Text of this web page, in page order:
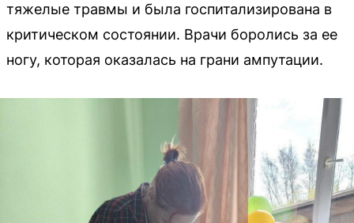
тяжелые травмы и была госпитализирована в
критическом состоянии. Врачи боролись за ее
ногу, которая оказалась на грани ампутации.